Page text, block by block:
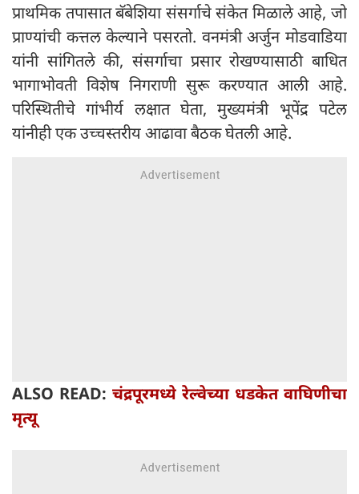
प्राथमिक तपासात बॅबेशिया संसर्गाचे संकेत मिळाले आहे, जो
प्राण्यांची कत्तल केल्याने पसरतो. वनमंत्री अर्जुन मोडवाडिया
यांनी सांगितले की, संसर्गाचा प्रसार रोखण्यासाठी बाधित
भागाभोवती विशेष निगराणी सुरू करण्यात आली आहे.
परिस्थितीचे गांभीर्य लक्षात घेता, मुख्यमंत्री भूपेंद्र पटेल
यांनीही एक उच्चस्तरीय आढावा बैठक घेतली आहे.
ALSO READ: चंद्रपूरमध्ये रेल्वेच्या धडकेत वाघिणीचा
मृत्यू